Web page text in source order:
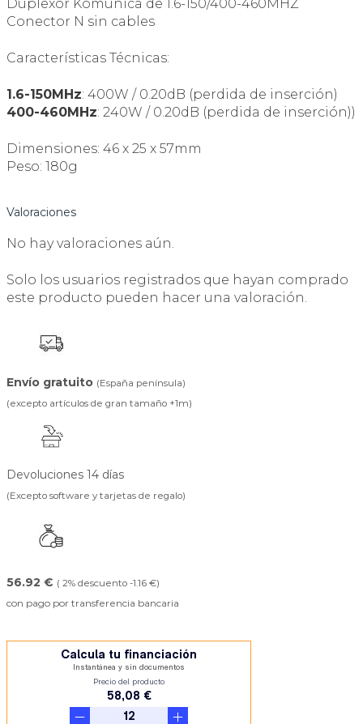
Duplexor Komunica de 1.6-150/400-460MHZ
Conector N sin cables
Características Técnicas:
1.6-150MHz: 400W / 0.20dB (perdida de inserción)
400-460MHz: 240W / 0.20dB (perdida de inserción))
Dimensiones: 46 x 25 x 57mm
Peso: 180g
Valoraciones
No hay valoraciones aún.
Solo los usuarios registrados que hayan comprado
este producto pueden hacer una valoración.
Envío gratuito (España península)
(excepto artículos de gran tamaño +1m)
Devoluciones 14 días
(Excepto software y tarjetas de regalo)
56.92 € ( 2% descuento -1.16 €)
con pago por transferencia bancaria